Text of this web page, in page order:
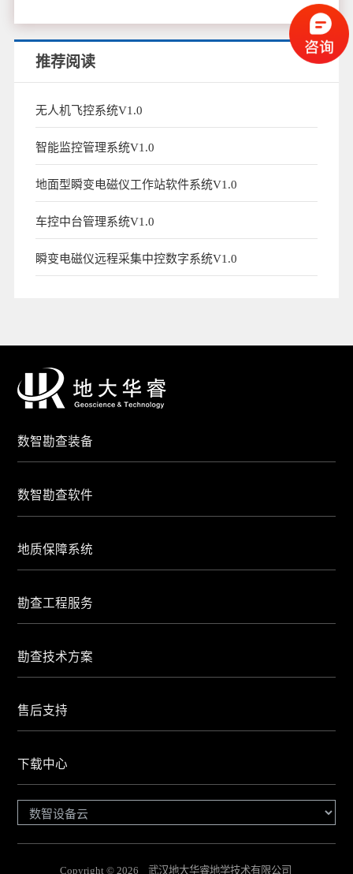
推荐阅读
无人机飞控系统V1.0
智能监控管理系统V1.0
地面型瞬变电磁仪工作站软件系统V1.0
车控中台管理系统V1.0
瞬变电磁仪远程采集中控数字系统V1.0
数智勘查装备
数智勘查软件
地质保障系统
勘查工程服务
勘查技术方案
售后支持
下载中心
Copyright © 2026 武汉地大华睿地学技术有限公司